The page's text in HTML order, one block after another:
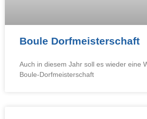
Boule Dorfmeisterschaft
Auch in diesem Jahr soll es wieder eine
Boule-Dorfmeisterschaft